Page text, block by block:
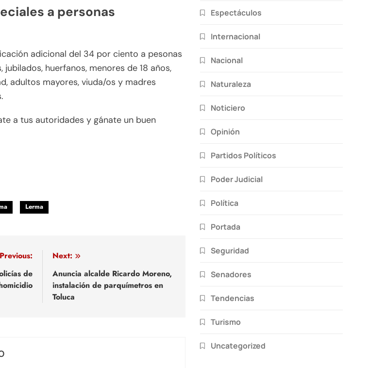
a personas
adicional del 34 por ciento a pesonas
jubilados, huerfanos, menores de 18 años,
adultos mayores, viuda/os y madres
a tus autoridades y gánate un buen
Lerma
Previous:
de
Next:
Anuncia alcalde Ricardo Moreno,
instalación de parquímetros en
Toluca
Espectáculos
Internacional
Nacional
Naturaleza
Noticiero
Opinión
Partidos Políticos
Poder Judicial
Política
Portada
Seguridad
Senadores
Tendencias
Turismo
Uncategorized